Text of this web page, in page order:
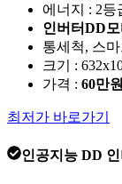
에너지 : 2등
인버터DD
통세척, 스
크기 :
가격 : 60만
최저가 바로가기
인공지능 DD 인